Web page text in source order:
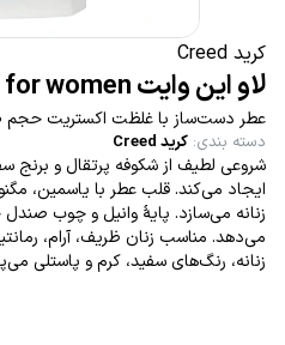
کرید Creed
لاو این وایت Love in White Creed for women
عطر دست‌ساز با غلظت اکستریت حجم 50 میل
دسته بندی: کرید Creed
شروعی لطیف از شکوفه پرتقال و
ایجاد می‌کند. قلب عطر با یاسمین،
زنانه می‌سازد. پایهٔ وانیل و چوب
می‌دهد. مناسب زنان ظریف، آرام،
زنانه، رنگ‌های سفید، کرم و پاستلی